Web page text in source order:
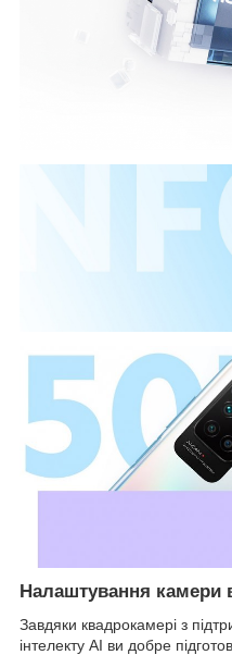
Налаштування камери
Завдяки квадрокамері з
інтелекту AI ви добре